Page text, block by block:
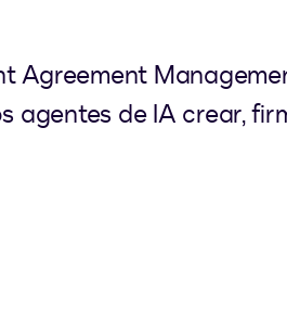
Agreement
agentes de IA crear,